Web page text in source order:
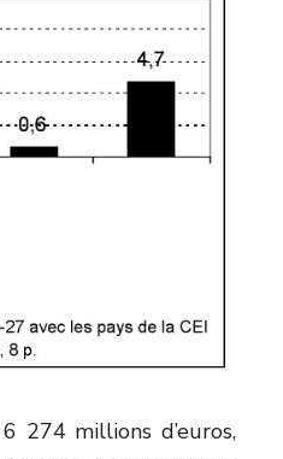
274 millions d’euros,